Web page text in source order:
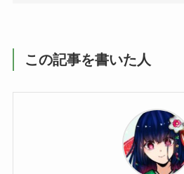
この記事を書いた人